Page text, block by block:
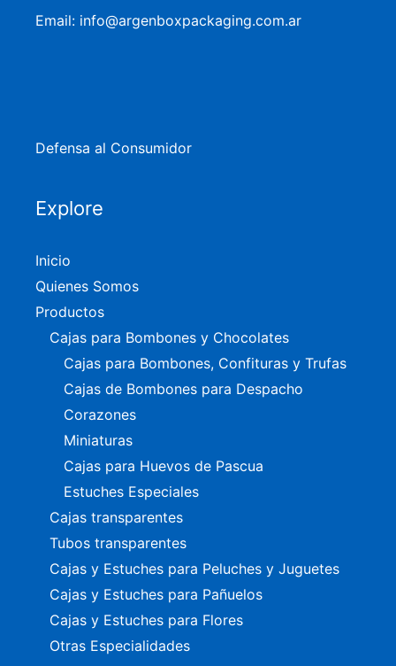
Email: info@argenboxpackaging.com.ar
Defensa al Consumidor
Explore
Inicio
Quienes Somos
Productos
Cajas para Bombones y Chocolates
Cajas para Bombones, Confituras y Trufas
Cajas de Bombones para Despacho
Corazones
Miniaturas
Cajas para Huevos de Pascua
Estuches Especiales
Cajas transparentes
Tubos transparentes
Cajas y Estuches para Peluches y Juguetes
Cajas y Estuches para Pañuelos
Cajas y Estuches para Flores
Otras Especialidades